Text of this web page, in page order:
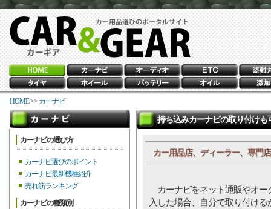
HOME>> カーナビ
カーナビの選び方
カーナビ選びのポイント
カーナビ最新機種紹介
売れ筋ランキング
カーナビの種類別
持ち込みカーナビの取り付けも
カー用品店、ディーラー、専門
カーナビをネット通販やオー
入した場合、自分で取り付ける